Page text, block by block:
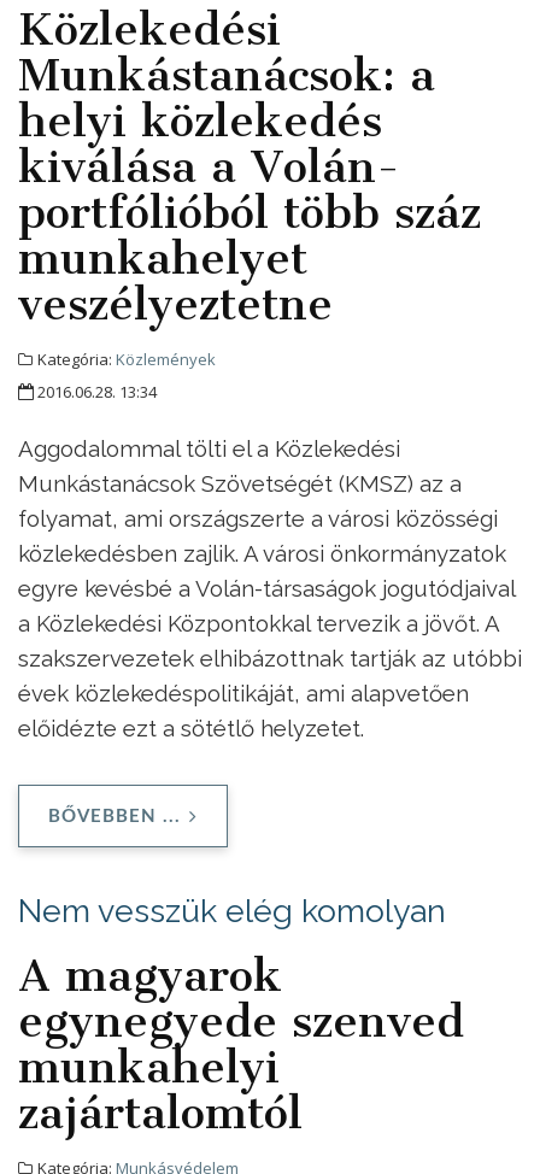
Közlekedési
Munkástanácsok: a
helyi közlekedés
kiválása a Volán-
portfólióból több száz
munkahelyet
veszélyeztetne
Kategória: Közlemények
2016.06.28. 13:34
Aggodalommal tölti el a Közlekedési
Munkástanácsok Szövetségét (KMSZ) az a
folyamat, ami országszerte a városi közösségi
közlekedésben zajlik. A városi önkormányzatok
egyre kevésbé a Volán-társaságok jogutódjaival
a Közlekedési Központokkal tervezik a jövőt. A
szakszervezetek elhibázottnak tartják az utóbbi
évek közlekedéspolitikáját, ami alapvetően
előidézte ezt a sötétlő helyzetet.
BŐVEBBEN ...
Nem vesszük elég komolyan
A magyarok
egynegyede szenved
munkahelyi
zajártalomtól
Kategória: Munkásvédelem